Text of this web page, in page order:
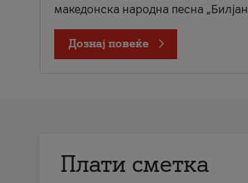
македонска народна песна „Билјан
Дознај повеќе
Плати сметка